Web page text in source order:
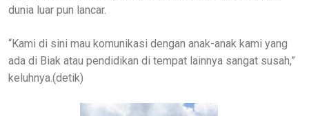
dunia luar pun lancar.
“Kami di sini mau komunikasi dengan anak-anak kami yang
ada di Biak atau pendidikan di tempat lainnya sangat susah,”
keluhnya.(detik)